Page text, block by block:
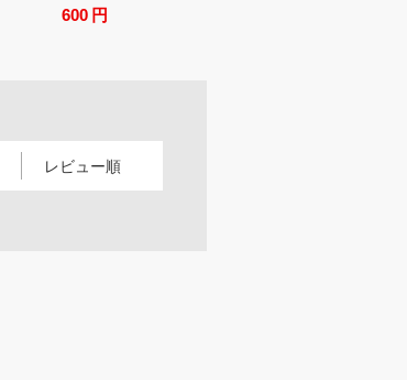
600 円
レビュー順